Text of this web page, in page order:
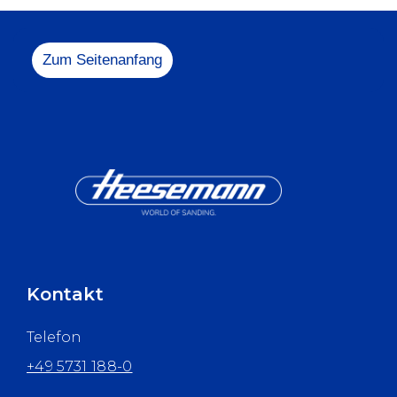
+49 5731
Zum Seitenanfang
Kontakt
Telefon
+49 5731 188-0